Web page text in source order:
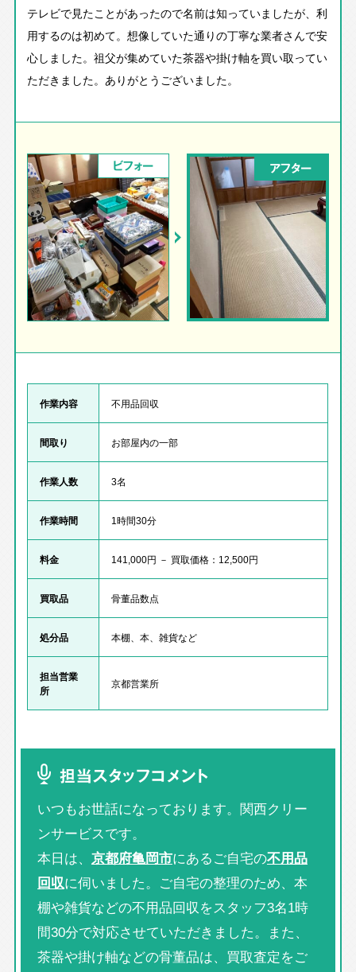
テレビで見たことがあったので名前は知っていましたが、利
用するのは初めて。想像していた通りの丁寧な業者さんで安
心しました。祖父が集めていた茶器や掛け軸を買い取ってい
ただきました。ありがとうございました。
ビフォー アフター
作業内容 不用品回収
間取り お部屋内の一部
作業人数 3名
作業時間 1時間30分
料金 141,000円 － 買取価格：12,500円
買取品 骨董品数点
処分品 本棚、本、雑貨など
担当営業
所
京都営業所
担当スタッフコメント
いつもお世話になっております。関西クリー
ンサービスです。
本日は、 京都府亀岡市にあるご自宅の不用品
回収に伺いました。ご自宅の整理のため、本
棚や雑貨などの不用品回収をスタッフ3名1時
間30分で対応させていただきました。また、
茶器や掛け軸などの骨董品は、買取査定をご